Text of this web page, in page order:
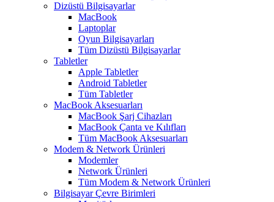
Dizüstü Bilgisayarlar
MacBook
Laptoplar
Oyun Bilgisayarları
Tüm Dizüstü Bilgisayarlar
Tabletler
Apple Tabletler
Android Tabletler
Tüm Tabletler
MacBook Aksesuarları
MacBook Şarj Cihazları
MacBook Çanta ve Kılıfları
Tüm MacBook Aksesuarları
Modem & Network Ürünleri
Modemler
Network Ürünleri
Tüm Modem & Network Ürünleri
Bilgisayar Çevre Birimleri